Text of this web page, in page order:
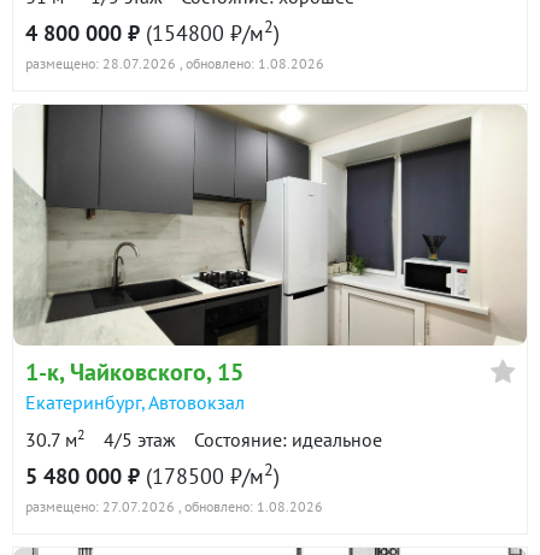
4 800 000 ₽ (154800 ₽/м2)
размещено: 28.07.2026 , обновлено: 1.08.2026
1-к, Чайковского, 15
Екатеринбург,Автовокзал
30.7 м2 4/5 этаж Состояние: идеальное
5 480 000 ₽ (178500 ₽/м2)
размещено: 27.07.2026 , обновлено: 1.08.2026